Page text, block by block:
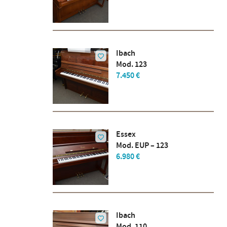
Ibach
Mod. 123
7.450 €
Essex
Mod. EUP – 123
6.980 €
Ibach